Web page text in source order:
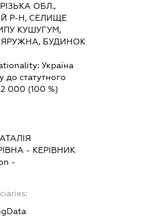
ОБЛ.,
Р-Н, СЕЛИЩЕ
КУШУГУМ,
БУДИНОК
Україна
до статутного
2 000 (100 %)
- КЕРІВНИК
-